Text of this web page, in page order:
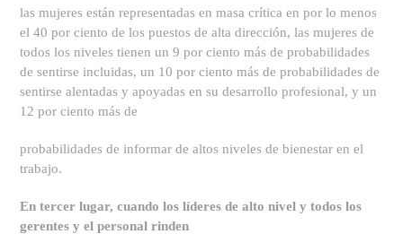
las mujeres están representadas en masa crítica en por lo menos
el 40 por ciento de los puestos de alta dirección, las mujeres de
todos los niveles tienen un 9 por ciento más de probabilidades
de sentirse incluidas, un 10 por ciento más de probabilidades de
sentirse alentadas y apoyadas en su desarrollo profesional, y un
12 por ciento más de
probabilidades de informar de altos niveles de bienestar en el
trabajo.
En tercer lugar, cuando los líderes de alto nivel y todos los
gerentes y el personal rinden